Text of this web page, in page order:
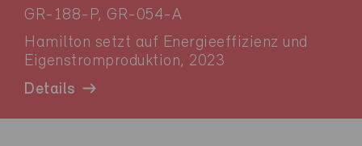
GR-188-P, GR-054-A
Hamilton setzt auf Energieeffizienz und
Eigenstromproduktion, 2023
Details